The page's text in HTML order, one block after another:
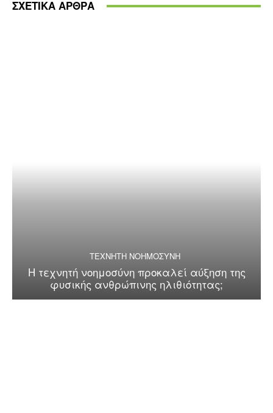
ΣΧΕΤΙΚΑ ΑΡΘΡΑ
ΤΕΧΝΗΤΗ ΝΟΗΜΟΣΥΝΗ
Η τεχνητή νοημοσύνη προκαλεί αύξηση της
φυσικής ανθρώπινης ηλιθιότητας;